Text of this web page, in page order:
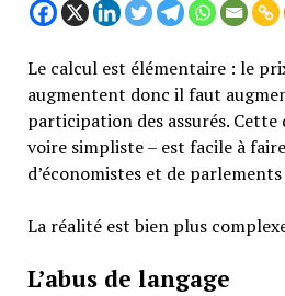
Le calcul est élémentaire : le
augmentent donc il faut
participation des assurés.
voire simpliste – est facile à
d’économistes et de
La réalité est bien plus
L’abus de langage